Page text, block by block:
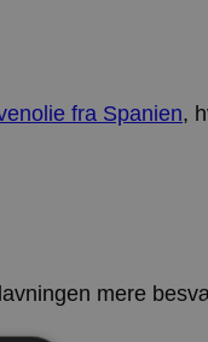
fra Spanien,
mere